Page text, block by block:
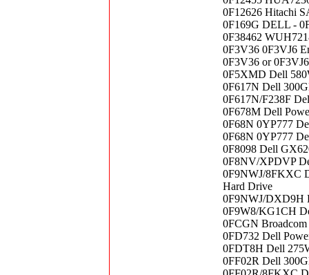
0F12626 Hitachi
0F169G DELL -
0F38462
0F3V36 0F3VJ6
0F3V36 or
0F5XMD Dell
0F617N Dell
0F617N/F238F
0F678M Dell
0F68N 0YP777
0F68N 0YP777
0F8098 Dell
0F8NV/XPDVP
0F9NWJ/8FKXC
Hard Drive
0F9NWJ/DXD9H
0F9W8/KG1CH
0FCGN
0FD732 Dell
0FDT8H Dell
0FF02R Dell